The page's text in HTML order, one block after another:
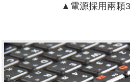
▲電源採用兩顆3